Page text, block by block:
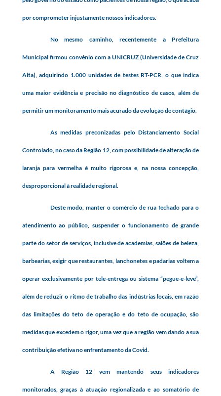
por comprometer injustamente nossos indicadores.
No mesmo caminho, recentemente a Prefeitura
Municipal firmou convênio com a UNICRUZ (Universidade de Cruz
Alta), adquirindo 1.000 unidades de testes RT-PCR, o que indica
uma maior evidência e precisão no diagnóstico de casos, além de
permitir um monitoramento mais acurado da evolução de contágio.
As medidas preconizadas pelo Distanciamento Social
Controlado, no caso da Região 12, com possibilidade de alteração de
laranja para vermelha é muito rigorosa e, na nossa concepção,
desproporcional à realidade regional.
Deste modo, manter o comércio de rua fechado para o
atendimento ao público, suspender o funcionamento de grande
parte do setor de serviços, inclusive de academias, salões de beleza,
barbearias, exigir que restaurantes, lanchonetes e padarias voltem a
operar exclusivamente por tele-entrega ou sistema “pegue-e-leve”,
além de reduzir o ritmo de trabalho das indústrias locais, em razão
das limitações do teto de operação e do teto de ocupação, são
medidas que excedem o rigor, uma vez que a região vem dando a sua
contribuição efetiva no enfrentamento da Covid.
A Região 12 vem mantendo seus indicadores
monitorados, graças à atuação regionalizada e ao somatório de